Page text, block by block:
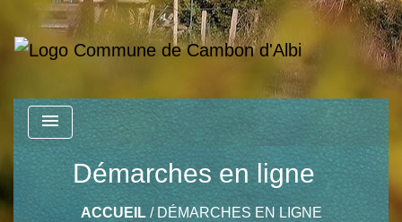
menu
Démarches en ligne
ACCUEIL/ DÉMARCHES EN LIGNE